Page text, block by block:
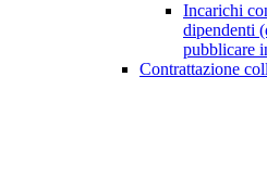
Incarichi
dipendenti
pubblicare
Contrattazione